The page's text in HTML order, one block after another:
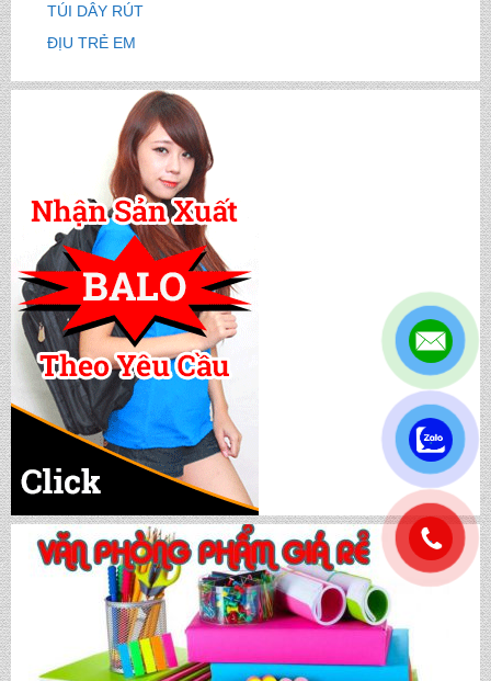
TÚI DÂY RÚT
ĐỊU TRẺ EM
CẶP HỌC SINH MS: TN 5016
CẶP HỌC SINH MS: TN 5015
CẶP HỌC SINH MS: TN 5014
CẶP HỌC SINH MS: TN 5013
.
.